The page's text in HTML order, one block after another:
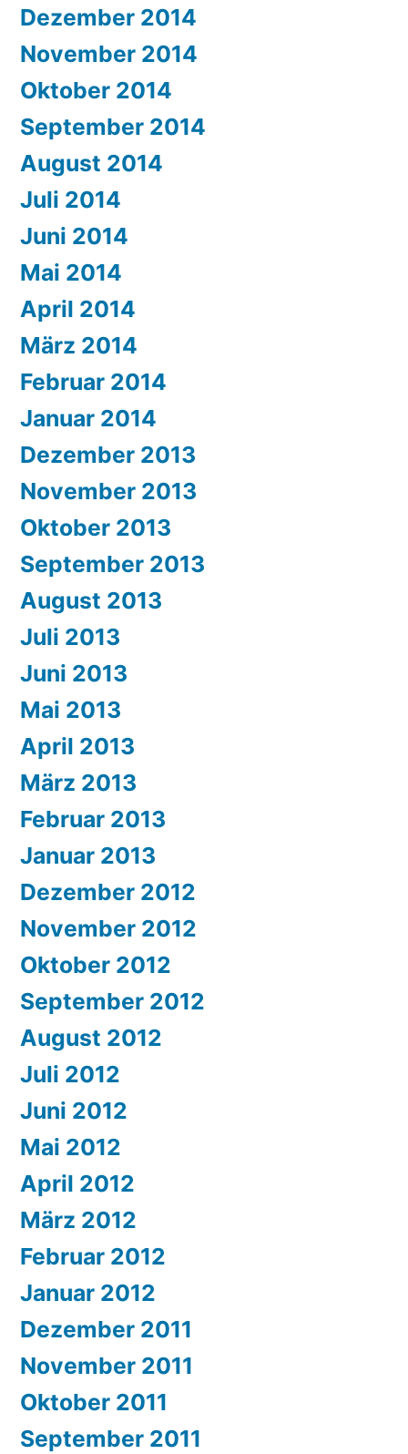
Dezember 2014
November 2014
Oktober 2014
September 2014
August 2014
Juli 2014
Juni 2014
Mai 2014
April 2014
März 2014
Februar 2014
Januar 2014
Dezember 2013
November 2013
Oktober 2013
September 2013
August 2013
Juli 2013
Juni 2013
Mai 2013
April 2013
März 2013
Februar 2013
Januar 2013
Dezember 2012
November 2012
Oktober 2012
September 2012
August 2012
Juli 2012
Juni 2012
Mai 2012
April 2012
März 2012
Februar 2012
Januar 2012
Dezember 2011
November 2011
Oktober 2011
September 2011